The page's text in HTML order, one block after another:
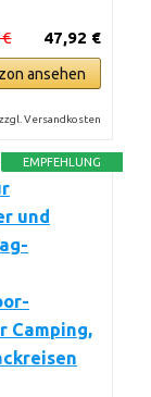
47,92 €
€
ansehen
Versandkosten
EMPFEHLUNG
und
Camping,